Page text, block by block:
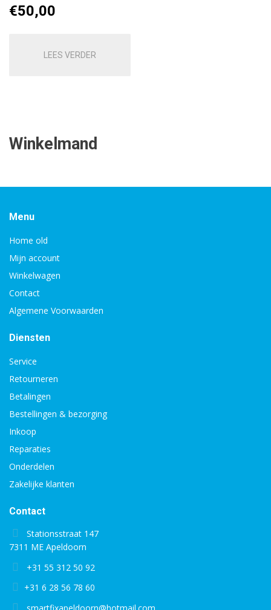
€50,00
LEES VERDER
Winkelmand
Menu
Home old
Mijn account
Winkelwagen
Contact
Algemene Voorwaarden
Diensten
Service
Retourneren
Betalingen
Bestellingen & bezorging
Inkoop
Reparaties
Onderdelen
Zakelijke klanten
Contact
Stationsstraat 147
7311 ME Apeldoorn
+31 55 312 50 92
+31 6 28 56 78 60